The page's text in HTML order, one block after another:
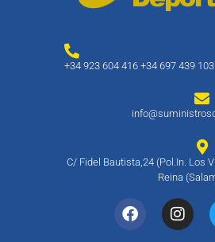
+34 923 604 416 +34 697 439 103
C/ Fidel Bautista,24 (Pol.In. Los
Reina